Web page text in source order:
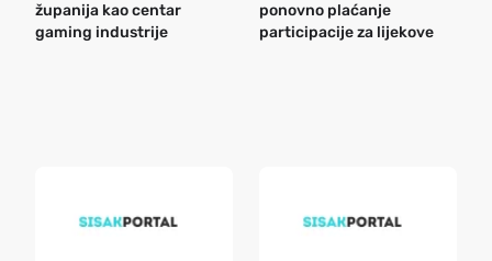
županija kao centar
gaming industrije
ponovno plaćanje
participacije za lijekove